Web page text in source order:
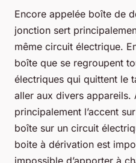
Encore appelée boîte de
jonction sert
même circuit électrique.
boîte que se regroupent
électriques qui quittent le
aller aux divers appareils.
principalement l’accent
boîte sur un circuit
boite à dérivation est